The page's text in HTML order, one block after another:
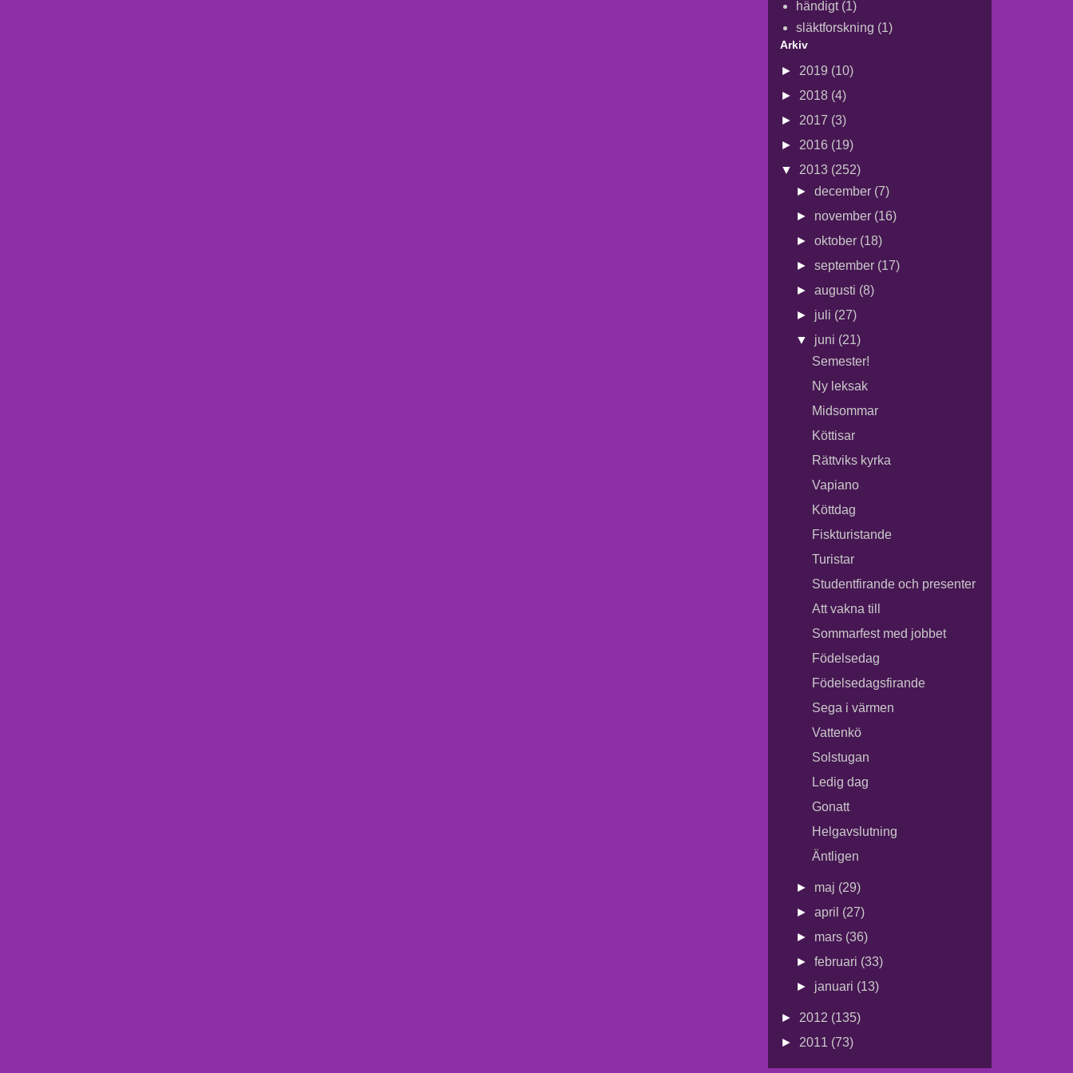
händigt (1)
släktforskning (1)
Arkiv
► 2019 (10)
► 2018 (4)
► 2017 (3)
► 2016 (19)
▼ 2013 (252)
►december (7)
► november (16)
►oktober (18)
►september (17)
►augusti (8)
► juli (27)
▼ juni (21)
Semester!
Ny leksak
Midsommar
Köttisar
Rättviks kyrka
Vapiano
Köttdag
Fiskturistande
Turistar
Studentfirande och presenter
Att vakna till
Sommarfest med jobbet
Födelsedag
Födelsedagsfirande
Sega i värmen
Vattenkö
Solstugan
Ledig dag
Gonatt
Helgavslutning
Äntligen
► maj (29)
►april (27)
► mars (36)
►februari (33)
► januari (13)
► 2012 (135)
► 2011 (73)